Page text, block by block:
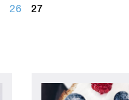
26 27